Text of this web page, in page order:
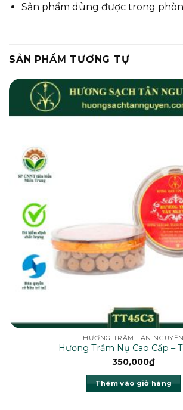
Sản phẩm dùng được trong
SẢN PHẨM TƯƠNG TỰ
HƯƠNG TRẦM TÂN NGUYÊN
Hương Trầm Nụ Cao Cấp –
350,000₫
Thêm vào giỏ hàng